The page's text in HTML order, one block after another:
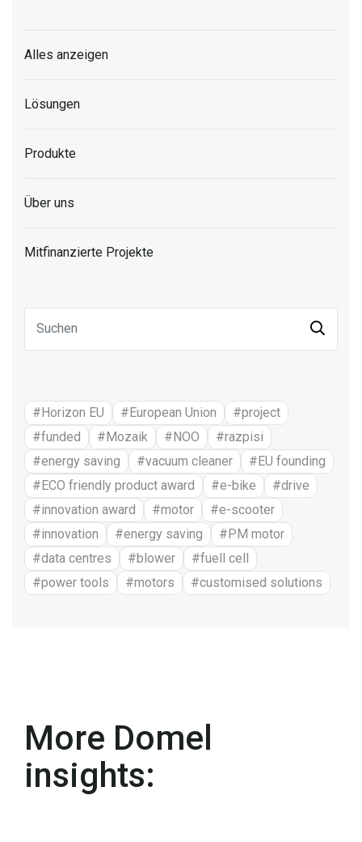
Alles anzeigen
Lösungen
Produkte
Über uns
Mitfinanzierte Projekte
#Horizon EU #European Union
#project
#funded
#Mozaik #NOO
#razpisi
#energy saving
#vacuum cleaner
#EU founding
#ECO friendly product award
#e-bike
#drive
#innovation award
#motor
#e-scooter
#innovation
#energy saving
#PM motor
#data centres
#blower
#fuell cell
#power tools
#motors #customised solutions
More Domel
insights: